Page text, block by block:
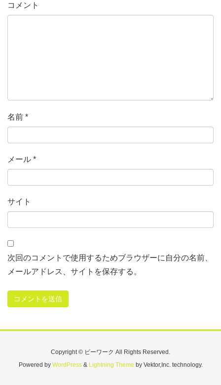
コメント
名前 *
メール *
サイト
次回のコメントで使用するためブラウザーに自分の名前、
メールアドレス、サイトを保存する。
Copyright © ビーワーク All Rights Reserved.
Powered by WordPress& Lightning Theme by Vektor,Inc. technology.